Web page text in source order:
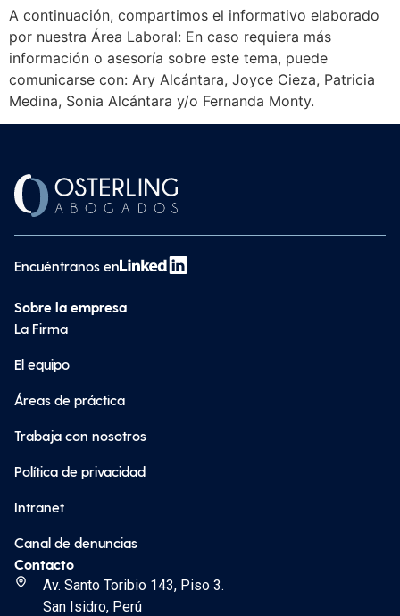
A continuación, compartimos el informativo elaborado
por nuestra Área Laboral: En caso requiera más
información o asesoría sobre este tema, puede
comunicarse con: Ary Alcántara, Joyce Cieza, Patricia
Medina, Sonia Alcántara y/o Fernanda Monty.
Encuéntranos en
Sobre la empresa
La Firma
El equipo
Áreas de práctica
Trabaja con nosotros
Política de privacidad
Intranet
Canal de denuncias
Contacto
Av. Santo Toribio 143, Piso 3.
San Isidro, Perú